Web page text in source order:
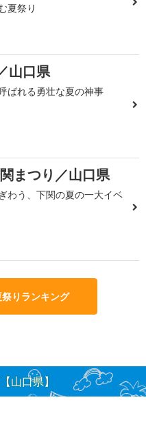
夏祭り
山口県
ばれる勇壮な夏の神事
まつり／山口県
わう、下関の夏の一大イベ
りランキング
山口県】